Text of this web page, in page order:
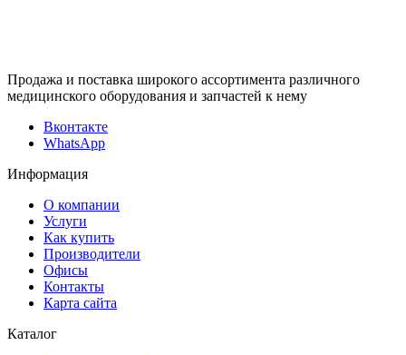
Продажа и поставка широкого ассортимента различного
медицинского оборудования и запчастей к нему
Вконтакте
WhatsApp
Информация
О компании
Услуги
Как купить
Производители
Офисы
Контакты
Карта сайта
Каталог